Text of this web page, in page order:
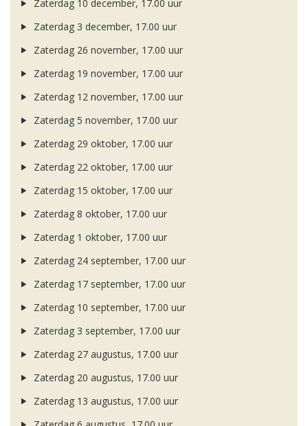
Zaterdag 10 december, 17.00 uur
Zaterdag 3 december, 17.00 uur
Zaterdag 26 november, 17.00 uur
Zaterdag 19 november, 17.00 uur
Zaterdag 12 november, 17.00 uur
Zaterdag 5 november, 17.00 uur
Zaterdag 29 oktober, 17.00 uur
Zaterdag 22 oktober, 17.00 uur
Zaterdag 15 oktober, 17.00 uur
Zaterdag 8 oktober, 17.00 uur
Zaterdag 1 oktober, 17.00 uur
Zaterdag 24 september, 17.00 uur
Zaterdag 17 september, 17.00 uur
Zaterdag 10 september, 17.00 uur
Zaterdag 3 september, 17.00 uur
Zaterdag 27 augustus, 17.00 uur
Zaterdag 20 augustus, 17.00 uur
Zaterdag 13 augustus, 17.00 uur